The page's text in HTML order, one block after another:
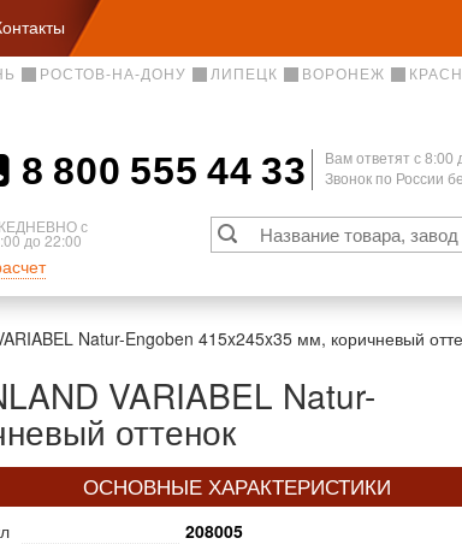
РОСТОВ-НА-ДОНУ ЛИПЕЦК ВОРОНЕЖ
8 800 555 44 33
Вам ответят c 8:00
Звонок по России
с
до 22:00
Natur-Engoben 415x245x35 мм, коричневый
VARIABEL Natur-
оттенок
ОСНОВНЫЕ ХАРАКТЕРИСТИКИ
208005